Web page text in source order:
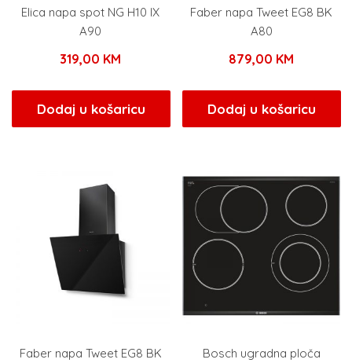
Elica napa spot NG H10 IX
A90
319,00 KM
Dodaj u košaricu
Faber napa Tweet EG8 BK
A80
879,00 KM
Dodaj u košaricu
Faber napa Tweet EG8 BK
Bosch ugradna ploča